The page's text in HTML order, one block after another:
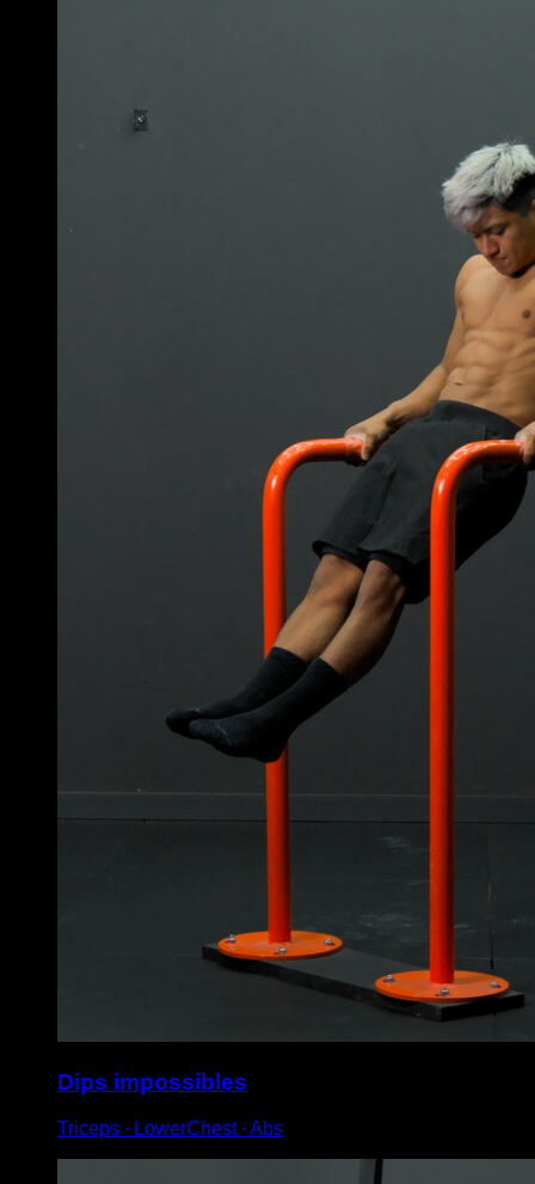
Dips impossibles
Triceps ∙ LowerChest ∙ Abs